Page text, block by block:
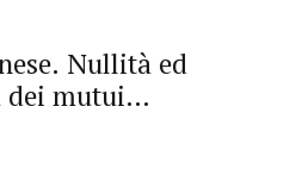
Nullità ed
dei mutui